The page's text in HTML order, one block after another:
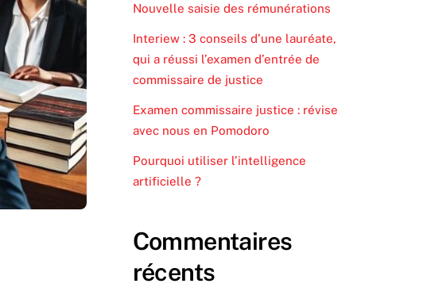
Nouvelle saisie des rémunérations
Interiew : 3 conseils d’une lauréate,
qui a réussi l’examen d’entrée de
commissaire de justice
Examen commissaire justice : révise
avec nous en Pomodoro
Pourquoi utiliser l’intelligence
artificielle ?
Commentaires
récents